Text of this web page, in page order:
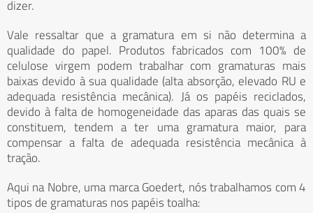
dizer.
Vale ressaltar que a gramatura em si não determina a
qualidade do papel. Produtos fabricados com 100% de
celulose virgem podem trabalhar com gramaturas mais
baixas devido à sua qualidade (alta absorção, elevado RU e
adequada resistência mecânica). Já os papéis reciclados,
devido à falta de homogeneidade das aparas das quais se
constituem, tendem a ter uma gramatura maior, para
compensar a falta de adequada resistência mecânica à
tração.
Aqui na Nobre, uma marca Goedert, nós trabalhamos com 4
tipos de gramaturas nos papéis toalha: